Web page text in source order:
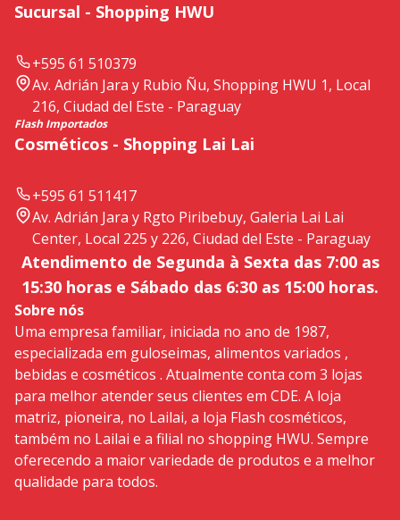
Sucursal - Shopping HWU
+595 61 510379
Av. Adrián Jara y Rubio Ñu, Shopping HWU 1, Local
216, Ciudad del Este - Paraguay
Flash Importados
Cosméticos - Shopping Lai Lai
+595 61 511417
Av. Adrián Jara y Rgto Piribebuy, Galeria Lai Lai
Center, Local 225 y 226, Ciudad del Este - Paraguay
Atendimento de Segunda à Sexta das 7:00 as
15:30 horas e Sábado das 6:30 as 15:00 horas.
Sobre nós
Uma empresa familiar, iniciada no ano de 1987,
especializada em guloseimas, alimentos variados ,
bebidas e cosméticos . Atualmente conta com 3 lojas
para melhor atender seus clientes em CDE. A loja
matriz, pioneira, no Lailai, a loja Flash cosméticos,
também no Lailai e a filial no shopping HWU. Sempre
oferecendo a maior variedade de produtos e a melhor
qualidade para todos.